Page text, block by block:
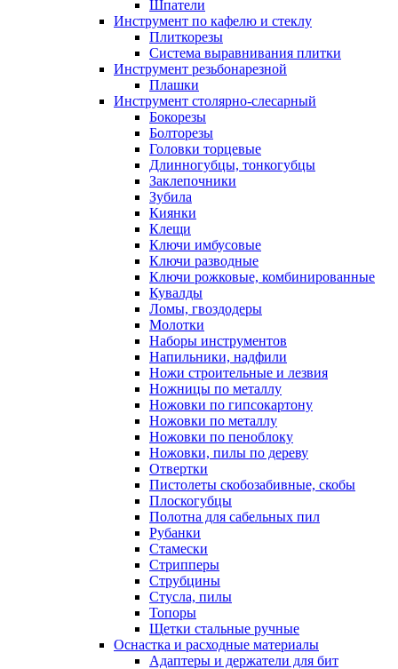
Шпатели
Инструмент по кафелю и стеклу
Плиткорезы
Система выравнивания плитки
Инструмент резьбонарезной
Плашки
Инструмент столярно-слесарный
Бокорезы
Болторезы
Головки торцевые
Длинногубцы, тонкогубцы
Заклепочники
Зубила
Киянки
Клещи
Ключи имбусовые
Ключи разводные
Ключи рожковые, комбинированные
Кувалды
Ломы, гвоздодеры
Молотки
Наборы инструментов
Напильники, надфили
Ножи строительные и лезвия
Ножницы по металлу
Ножовки по гипсокартону
Ножовки по металлу
Ножовки по пеноблоку
Ножовки, пилы по дереву
Отвертки
Пистолеты скобозабивные, скобы
Плоскогубцы
Полотна для сабельных пил
Рубанки
Стамески
Стрипперы
Струбцины
Стусла, пилы
Топоры
Щетки стальные ручные
Оснастка и расходные материалы
Адаптеры и держатели для бит